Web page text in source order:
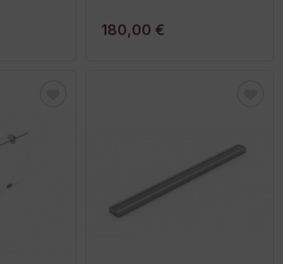
180,00 €